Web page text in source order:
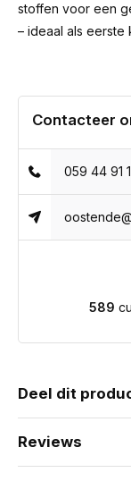
stoffen voor een
– ideaal als eerste
Contacteer
059 44 91
589
Deel dit
Reviews